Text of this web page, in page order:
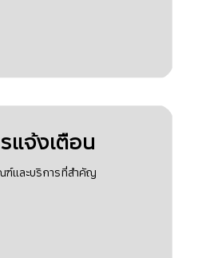
แจ้งเตือน
ฑ์และบริการที่สำคัญ